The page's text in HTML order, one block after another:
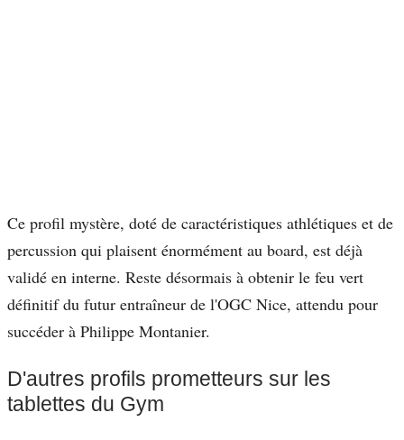
Ce profil mystère, doté de caractéristiques athlétiques et de
percussion qui plaisent énormément au board, est déjà
validé en interne. Reste désormais à obtenir le feu vert
définitif du futur entraîneur de l'OGC Nice, attendu pour
succéder à Philippe Montanier.
D'autres profils prometteurs sur les
tablettes du Gym